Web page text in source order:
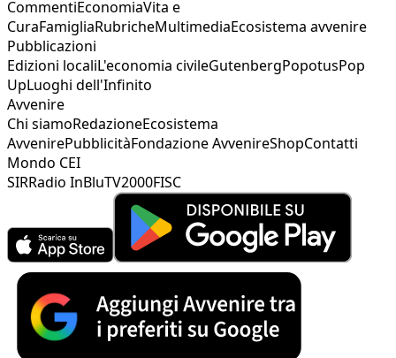
CommentiEconomiaVita e
CuraFamigliaRubricheMultimediaEcosistema avvenire
Pubblicazioni
Edizioni localiL'economia civileGutenbergPopotusPop
UpLuoghi dell'Infinito
Avvenire
Chi siamoRedazioneEcosistema
AvvenirePubblicitàFondazione AvvenireShopContatti
Mondo CEI
SIRRadio InBluTV2000FISC